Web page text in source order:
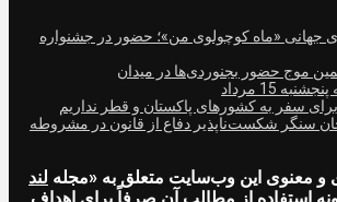
جهانی «ماه کوچولوی من»؛ حضور در جشنواره
موج حضور بجنوردی‌ها در میدان
15 مرداد
برای سفر به کشورهای پاکستان و قطر نداریم
سنگر شکست‌ناپذیر دفاع از قانون در مشروطه
و معنوی این وب‌سایت متعلق به «مجله لند